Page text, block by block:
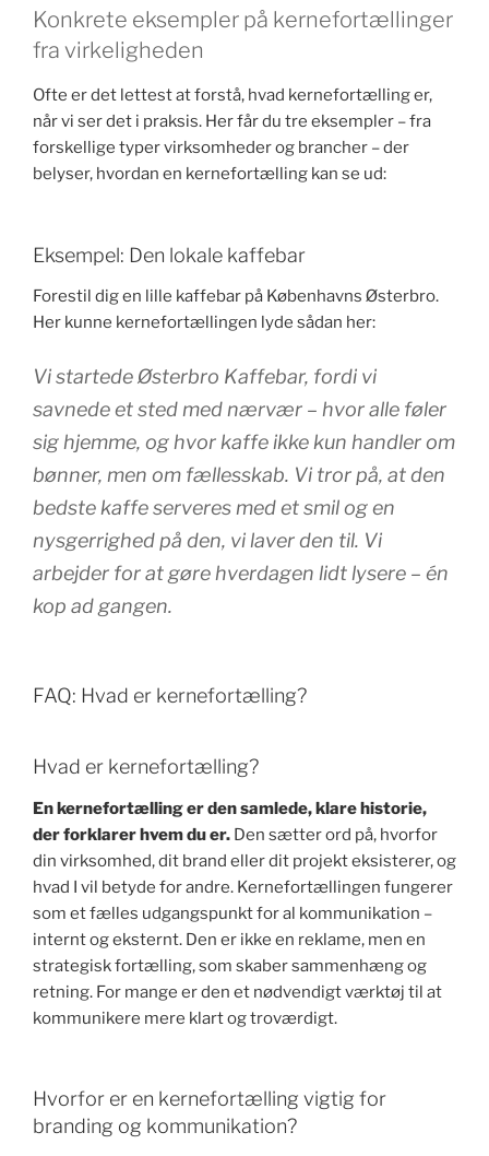
Konkrete eksempler på kernefortællinger
fra virkeligheden
Ofte er det lettest at forstå, hvad kernefortælling er,
når vi ser det i praksis. Her får du tre eksempler – fra
forskellige typer virksomheder og brancher – der
belyser, hvordan en kernefortælling kan se ud:
Eksempel: Den lokale kaffebar
Forestil dig en lille kaffebar på Københavns Østerbro.
Her kunne kernefortællingen lyde sådan her:
Vi startede Østerbro Kaffebar, fordi vi
savnede et sted med nærvær – hvor alle føler
sig hjemme, og hvor kaffe ikke kun handler om
bønner, men om fællesskab. Vi tror på, at den
bedste kaffe serveres med et smil og en
nysgerrighed på den, vi laver den til. Vi
arbejder for at gøre hverdagen lidt lysere – én
kop ad gangen.
FAQ: Hvad er kernefortælling?
Hvad er kernefortælling?
En kernefortælling er den samlede, klare historie,
der forklarer hvem du er. Den sætter ord på, hvorfor
din virksomhed, dit brand eller dit projekt eksisterer, og
hvad I vil betyde for andre. Kernefortællingen fungerer
som et fælles udgangspunkt for al kommunikation –
internt og eksternt. Den er ikke en reklame, men en
strategisk fortælling, som skaber sammenhæng og
retning. For mange er den et nødvendigt værktøj til at
kommunikere mere klart og troværdigt.
Hvorfor er en kernefortælling vigtig for
branding og kommunikation?